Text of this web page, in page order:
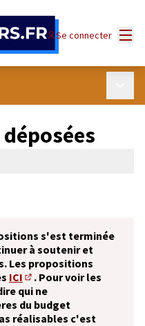
Se connecter
s'est terminée
à soutenir et
Les propositions
ICI
(S'ouvre dans un nouvel
. Pour voir les
qui ne
du budget
réalisables c'est